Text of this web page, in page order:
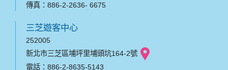
傳真：886-2-2636- 6675
三芝遊客中心
252005
新北市三芝區埔坪里埔頭坑164-2號
電話：886-2-8635-5143